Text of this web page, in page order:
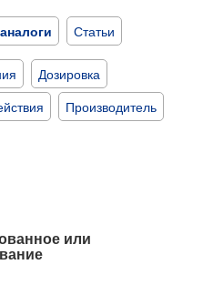
Статьи
Дозировка
Производитель
или